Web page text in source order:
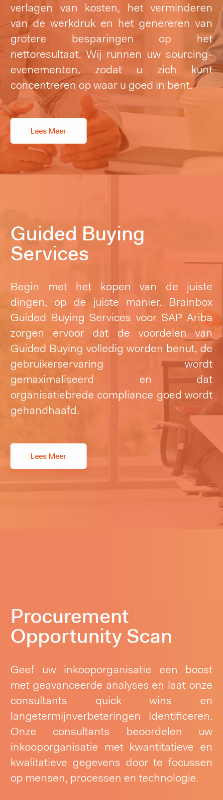
verlagen van kosten, het verminderen
van de werkdruk en het genereren van
grotere besparingen op het
nettoresultaat. Wij runnen uw sourcing-
evenementen, zodat u zich kunt
concentreren op waar u goed in bent.
Lees Meer
Guided Buying
Services
Begin met het kopen van de juiste
dingen, op de juiste manier. Brainbox
Guided Buying Services voor SAP Ariba
zorgen ervoor dat de voordelen van
Guided Buying volledig worden benut, de
gebruikerservaring wordt
gemaximaliseerd en dat
organisatiebrede compliance goed wordt
gehandhaafd.
Lees Meer
Procurement
Opportunity Scan
Geef uw inkooporganisatie een boost
met geavanceerde analyses en laat onze
consultants quick wins en
langetermijnverbeteringen identificeren.
Onze consultants beoordelen uw
inkooporganisatie met kwantitatieve en
kwalitatieve gegevens door te focussen
op mensen, processen en technologie.